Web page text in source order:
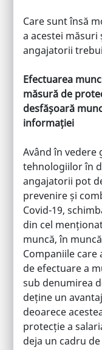
Care sunt însă
a acestei măsuri
angajatorii
Efectuarea
măsură de
desfășoară
informației
Având în vedere
tehnologiilor în
angajatorii pot
prevenire și
Covid-19,
din cel
muncă, în
Companiile
de efectuare a
sub denumirea
deține un
deoarece
protecție a
deja un cadru